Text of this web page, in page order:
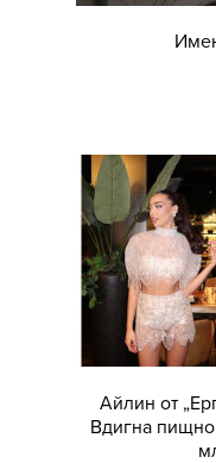
Айлин от
Вдигна